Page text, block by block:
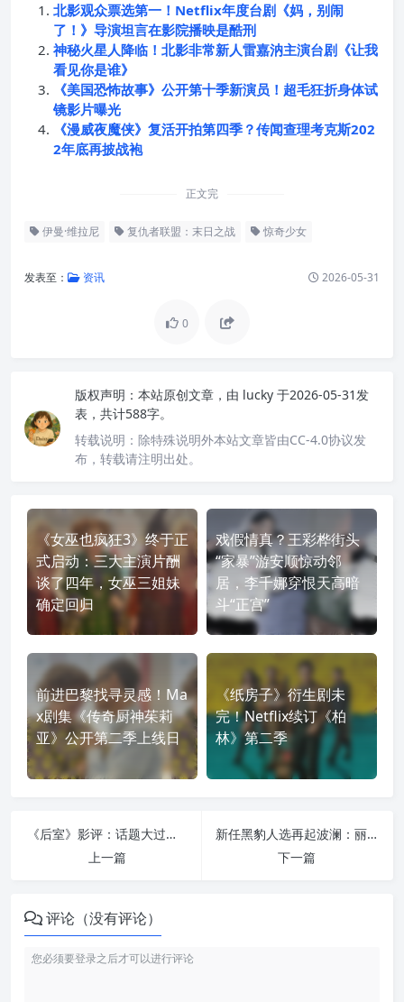
北影观众票选第一！Netflix年度台剧《妈，别闹
了！》导演坦言在影院播映是酷刑
神秘火星人降临！北影非常新人雷嘉汭主演台剧《让我
看见你是谁》
《美国恐怖故事》公开第十季新演员！超毛狂折身体试
镜影片曝光
《漫威夜魔侠》复活开拍第四季？传闻查理考克斯202
2年底再披战袍
正文完
伊曼·维拉尼 复仇者联盟：末日之战 惊奇少女
发表至： 资讯 2026-05-31
0
版权声明： 本站原创文章，由 lucky 于2026-05-31发
表，共计588字。
转载说明： 除特殊说明外本站文章皆由CC-4.0协议发
布，转载请注明出处。
《女巫也疯狂3》终于正
式启动：三大主演片酬
谈了四年，女巫三姐妹
确定回归
戏假情真？王彩桦街头
“家暴”游安顺惊动邻
居，李千娜穿恨天高暗
斗“正宫”
前进巴黎找寻灵感！Ma
x剧集《传奇厨神茱莉
亚》公开第二季上线日
《纸房子》衍生剧未
完！Netflix续订《柏
林》第二季
《后室》影评：话题大过成品，真正的问题不是恐不恐怖
上一篇
新任黑豹人选再起波澜：丽贝卡·弗格森也要加入漫威？
下一篇
评论（没有评论）